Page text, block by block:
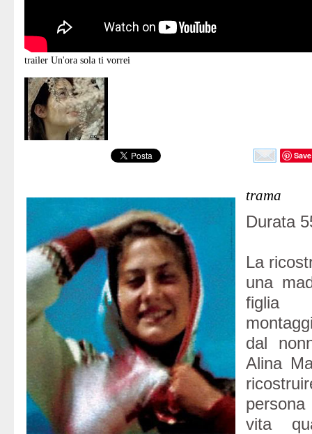
trailer Un'ora sola ti vorrei
Save
trama
Durata
La
una
figlia
dal
Alina
vita